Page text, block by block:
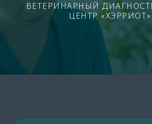
ВЕТЕРИНАРНЫЙ
ЦЕНТР «ХЭРРИОТ»